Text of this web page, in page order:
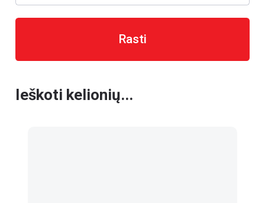
Rasti
Ieškoti kelionių...